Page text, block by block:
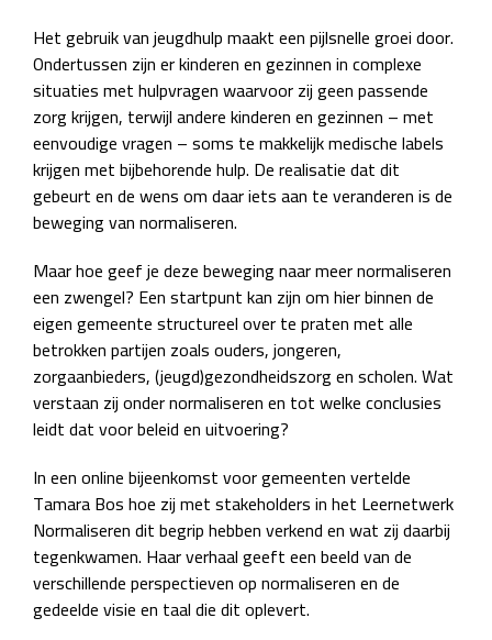
Het gebruik van jeugdhulp maakt een pijlsnelle groei door.
Ondertussen zijn er kinderen en gezinnen in complexe
situaties met hulpvragen waarvoor zij geen passende
zorg krijgen, terwijl andere kinderen en gezinnen – met
eenvoudige vragen – soms te makkelijk medische labels
krijgen met bijbehorende hulp. De realisatie dat dit
gebeurt en de wens om daar iets aan te veranderen is de
beweging van normaliseren.
Maar hoe geef je deze beweging naar meer normaliseren
een zwengel? Een startpunt kan zijn om hier binnen de
eigen gemeente structureel over te praten met alle
betrokken partijen zoals ouders, jongeren,
zorgaanbieders, (jeugd)gezondheidszorg en scholen. Wat
verstaan zij onder normaliseren en tot welke conclusies
leidt dat voor beleid en uitvoering?
In een online bijeenkomst voor gemeenten vertelde
Tamara Bos hoe zij met stakeholders in het Leernetwerk
Normaliseren dit begrip hebben verkend en wat zij daarbij
tegenkwamen. Haar verhaal geeft een beeld van de
verschillende perspectieven op normaliseren en de
gedeelde visie en taal die dit oplevert.